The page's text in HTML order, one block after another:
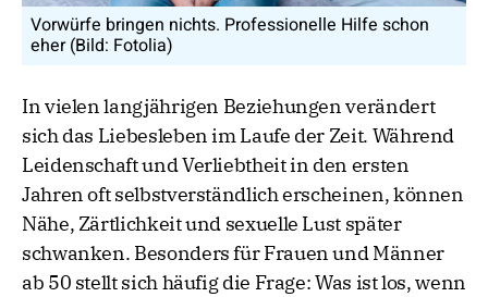
Vorwürfe bringen nichts. Professionelle Hilfe schon
eher (Bild: Fotolia)
In vielen langjährigen Beziehungen verändert
sich das Liebesleben im Laufe der Zeit. Während
Leidenschaft und Verliebtheit in den ersten
Jahren oft selbstverständlich erscheinen, können
Nähe, Zärtlichkeit und sexuelle Lust später
schwanken. Besonders für Frauen und Männer
ab 50 stellt sich häufig die Frage: Was ist los, wenn